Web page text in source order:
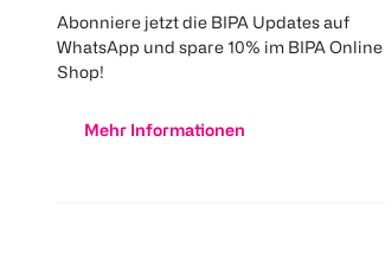
Abonniere jetzt die BIPA Updates auf
WhatsApp und spare 10% im BIPA Online
Shop!
Mehr Informationen